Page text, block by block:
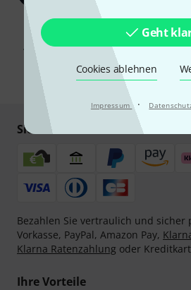
Geht
Cookies ablehnen
Impressum ·
Mit Klick auf „Jetzt anmelden“ stimmen
Werbung und einer Messung des E-Mail-
Abmeldung ist jederzeit möglich. Weitere
unseren
* Pflichtfeld
Sicher einkaufen & bezahlen
Bezahlen Sie vertraulich und sicher
Vorkasse, PayPal, Amazon Pay,
Klarna Ratenzahlung oder
Ihre Vorteile